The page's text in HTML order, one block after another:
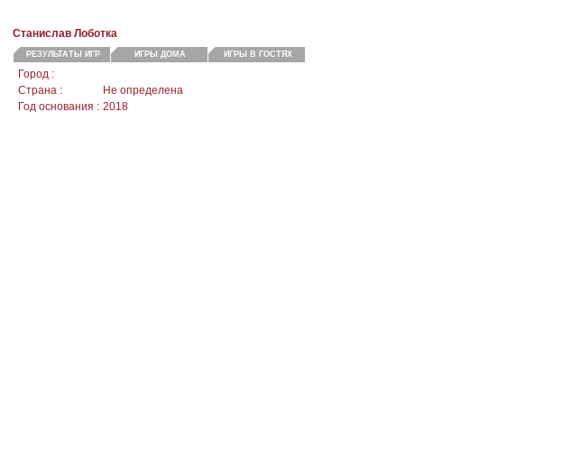
Станислав Лоботка
РЕЗУЛЬТАТЫ ИГР ИГРЫ ДОМА ИГРЫ В ГОСТЯХ
Город :
Страна :
Не определена
Год основания : 2018